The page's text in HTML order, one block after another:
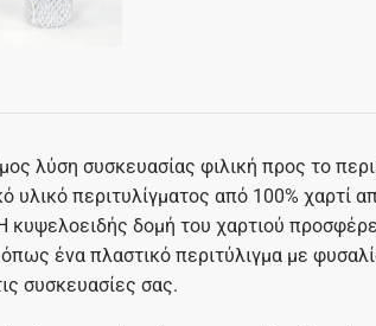
λύση συσκευασίας φιλική προς το
υλικό περιτυλίγματος από 100% χαρτί
κυψελοειδής δομή του χαρτιού
όπως ένα πλαστικό περιτύλιγμα με
συσκευασίες σας.